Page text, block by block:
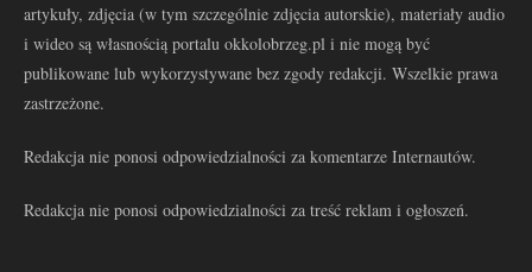
artykuły, zdjęcia (w tym szczególnie zdjęcia autorskie), materiały audio
i wideo są własnością portalu okkolobrzeg.pl i nie mogą być
publikowane lub wykorzystywane bez zgody redakcji. Wszelkie prawa
zastrzeżone.
Redakcja nie ponosi odpowiedzialności za komentarze Internautów.
Redakcja nie ponosi odpowiedzialności za treść reklam i ogłoszeń.